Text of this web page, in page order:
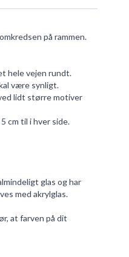
på rammen.
hele vejen rundt.
være synligt.
lidt større motiver
cm til i hver side.
glas og har
med akrylglas.
at farven på dit